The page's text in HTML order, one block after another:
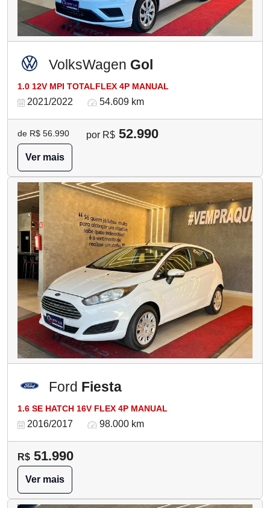
VolksWagen Gol
1.0 12V MPI TOTALFLEX 4P MANUAL
2021/2022 54.609 km
de R$ 56.990 por R$ 52.990
Ver mais
Ford Fiesta
1.6 SE HATCH 16V FLEX 4P MANUAL
2016/2017 98.000 km
R$ 51.990
Ver mais